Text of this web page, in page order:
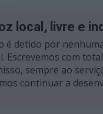
local, livre e
é detido por
Escrevemos com
sempre ao
continuar a